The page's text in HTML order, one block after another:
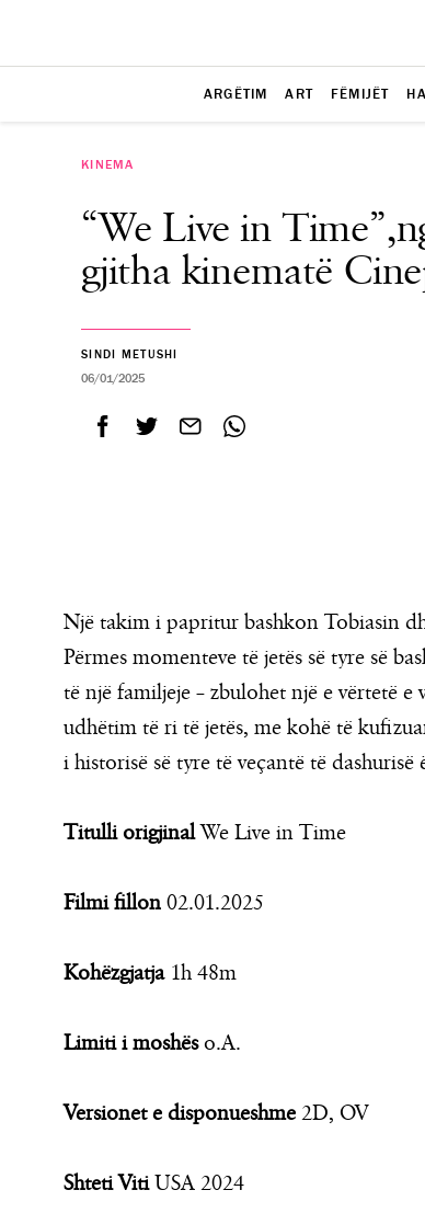
ARGËTIM ART FËMIJËT
KINEMA
“We Live in
gjitha kinematë
SINDI METUSHI
06/01/2025
Një takim i papritur bashkon Tobiasin
Përmes momenteve të jetës së tyre së
të një familjeje – zbulohet një e vërtetë
udhëtim të ri të jetës, me kohë të
i historisë së tyre të veçantë të dashurisë
Titulli origjinalWe Live in Time
Filmi fillon 02.01.2025
Kohëzgjatja1h 48m
Limiti i moshëso.A.
Versionet e disponueshme 2D, OV
Shteti VitiUSA 2024